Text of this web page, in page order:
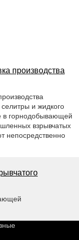
производства
и жидкого
в горнодобывающей
взрывчатых
непосредственно